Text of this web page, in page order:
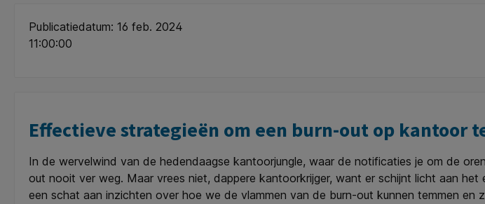
Publicatiedatum: 16 feb. 2024
11:00:00
Effectieve strategieën om een burn-out op kantoor
In de wervelwind van de hedendaagse kantoorjungle, waar de notificaties je om de
out nooit ver weg. Maar vrees niet, dappere kantoorkrijger, want er schijnt licht aan
een schat aan inzichten over hoe we de vlammen van de burn-out kunnen temmen